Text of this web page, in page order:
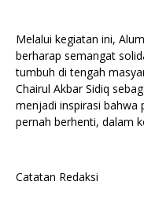
Melalui kegiatan ini,
berharap semangat
tumbuh di tengah
Chairul Akbar Sidiq
menjadi inspirasi bahwa
pernah berhenti, dalam
Catatan Redaksi